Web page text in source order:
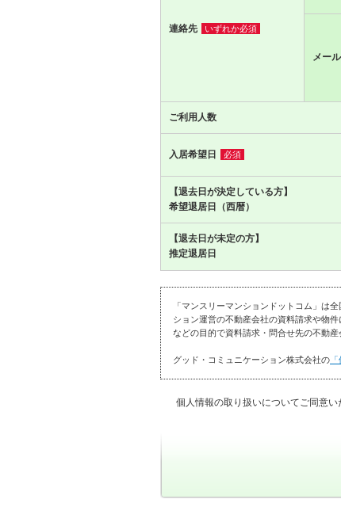
連絡先 いずれか必須
メール
ご利用人数
入居希望日 必須
【退去日が決定している方】
希望退居日（西暦）
【退去日が未定の方】
推定退居日
「マンスリーマンションドットコム」は
ション運営の不動産会社の資料請求や物
などの目的で資料請求・問合せ先の不動
グッド・コミュニケーション株式会社の
個人情報の取り扱いについてご同意い